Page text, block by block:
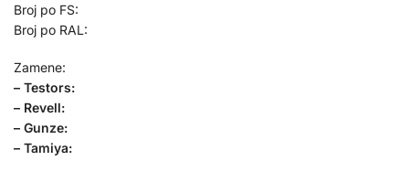
Broj po FS:
Broj po RAL:
Zamene:
– Testors:
– Revell:
– Gunze:
– Tamiya: